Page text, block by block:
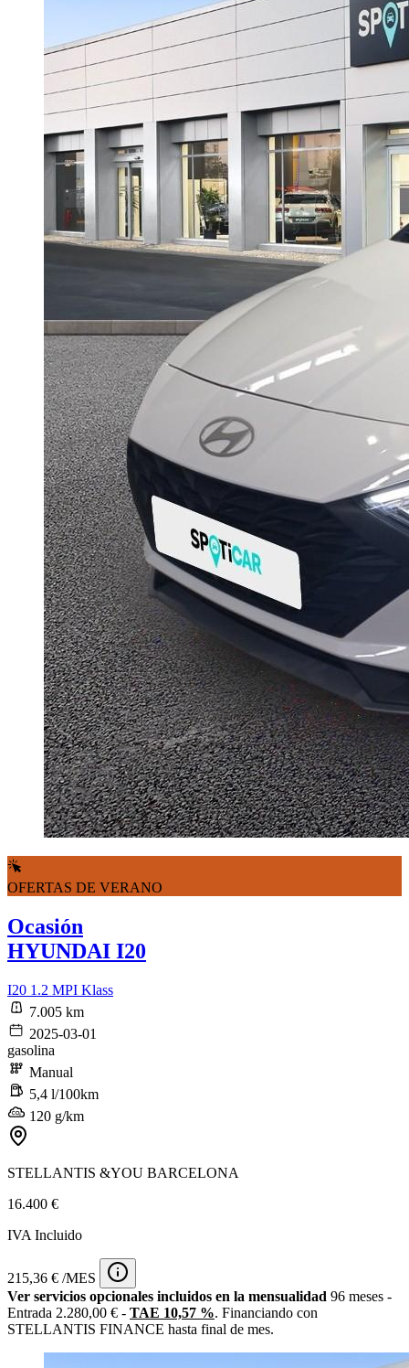
OFERTAS DE VERANO
Ocasión
HYUNDAI I20
I20 1.2 MPI Klass
7.005 km
2025-03-01
gasolina
Manual
5,4 l/100km
120 g/km
STELLANTIS &YOU BARCELONA
16.400 €
IVA Incluido
215,36 € /MES
Ver servicios opcionales incluidos en la mensualidad 96 meses -
Entrada 2.280,00 € - TAE 10,57 %. Financiando con
STELLANTIS FINANCE hasta final de mes.